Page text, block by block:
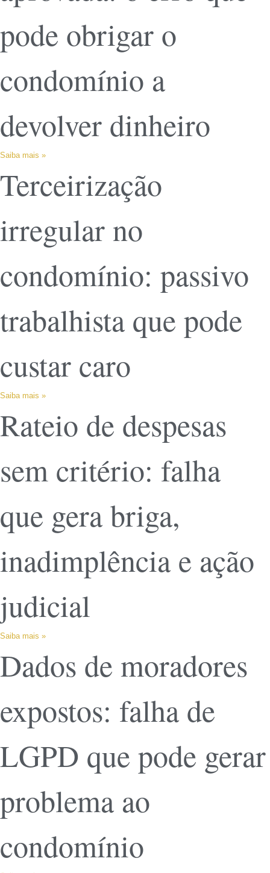
pode obrigar o
condomínio a
devolver dinheiro
Saiba mais »
Terceirização
irregular no
condomínio: passivo
trabalhista que pode
custar caro
Saiba mais »
Rateio de despesas
sem critério: falha
que gera briga,
inadimplência e ação
judicial
Saiba mais »
Dados de moradores
expostos: falha de
LGPD que pode gerar
problema ao
condomínio